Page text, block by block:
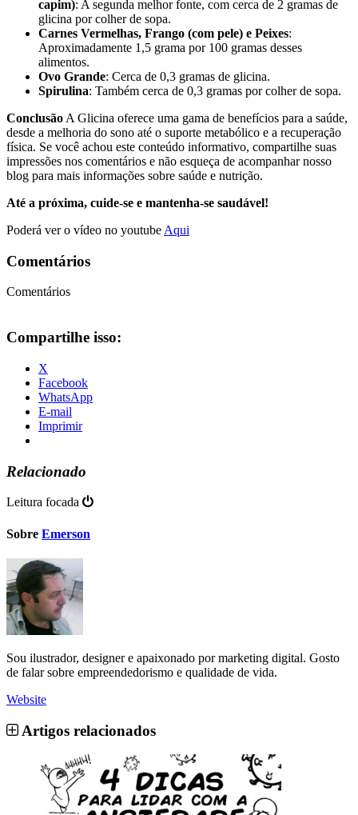
capim): A segunda melhor fonte, com cerca de 2 gramas de
glicina por colher de sopa.
Carnes Vermelhas, Frango (com pele) e Peixes:
Aproximadamente 1,5 grama por 100 gramas desses
alimentos.
Ovo Grande: Cerca de 0,3 gramas de glicina.
Spirulina: Também cerca de 0,3 gramas por colher de sopa.
Conclusão A Glicina oferece uma gama de benefícios para a saúde,
desde a melhoria do sono até o suporte metabólico e a recuperação
física. Se você achou este conteúdo informativo, compartilhe suas
impressões nos comentários e não esqueça de acompanhar nosso
blog para mais informações sobre saúde e nutrição.
Até a próxima, cuide-se e mantenha-se saudável!
Poderá ver o vídeo no youtube Aqui
Comentários
Comentários
Compartilhe isso:
X
Facebook
WhatsApp
E-mail
Imprimir
Relacionado
Leitura focada
Sobre Emerson
Sou ilustrador, designer e apaixonado por marketing digital. Gosto
de falar sobre empreendedorismo e qualidade de vida.
Website
Artigos relacionados